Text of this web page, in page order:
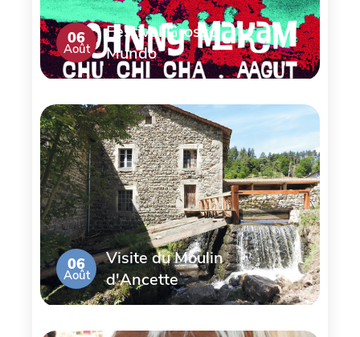
06
Août
Festival Grosso
Mundo
06
Août
Visite du Moulin
d'Ancette